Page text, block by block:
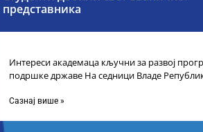
представника
Интереси академаца кључни за развој
подршке државе На седници Владе
Сазнај више »